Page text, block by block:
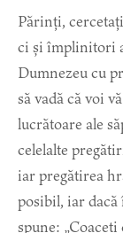
Părinți,
ci și împlinitori
Dumnezeu cu
să vadă că voi
lucrătoare ale
celelalte
iar pregătirea
posibil, iar dacă
spune: